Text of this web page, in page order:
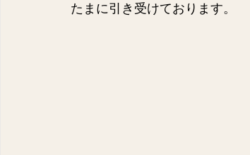
たまに引き受けております。